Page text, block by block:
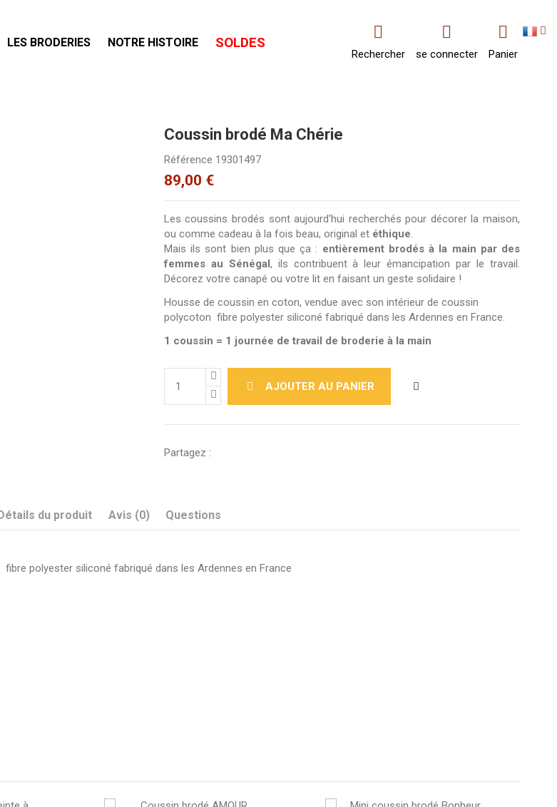
LES BRODERIES NOTRE HISTOIRE SOLDES
Rechercher se connecter Panier
Coussin brodé Ma Chérie
Référence 19301497
89,00 €
Les coussins brodés sont aujourd'hui recherchés pour décorer la maison,
ou comme cadeau à la fois beau, original et éthique
Mais ils sont bien plus que ça : entièrement brodés à la main par des
femmes au Sénégal, ils contribuent à leur émancipation par le travail.
Décorez votre canapé ou votre lit en faisant un geste solidaire !
Housse de coussin en coton, vendue avec son intérieur de coussin
polycoton fibre polyester siliconé fabriqué dans les Ardennes en France.
1 coussin = 1 journée de travail de broderie à la main
AJOUTER AU PANIER
Partagez :
du produit Avis (0) Questions
polyester siliconé fabriqué dans les Ardennes en France
Consulter, révoquer ou modifier des données